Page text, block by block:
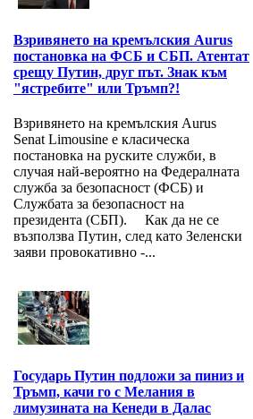
Взривянето на кремълския Aurus
постановка на ФСБ и СБП. Атентат
срещу Путин, друг път. Знак към
"ястребите" или Тръмп?!
Взривянето на кремълския Aurus
Senat Limousine е класическа
постановка на руските служби, в
случая най-вероятно на Федералната
служба за безопасност (ФСБ) и
Службата за безопасност на
президента (СБП). Как да не се
възползва Путин, след като Зеленски
заяви провокативно -...
Государь Путин подложи за пиниз и
Тръмп, качи го с Мелания в
лимузината на Кенеди в Далас